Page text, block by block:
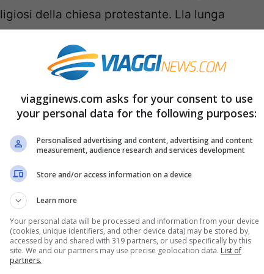
della chiesa protestante. Lla lunga
gli stessi. A riprova delle forti
varie culture. Se vi siete persi la
invitare il 5 dicembre a casa di una
del Natale di questo Paese.
l’ora che arrivino le feste per avere la scusa
limitazioni. Ogni scusa è buona, ma a
anche nei Paesi Bassi dove a partire dalla
gli olandesi iniziano a consumare una
tradizionali sono ibiscotti speziati
Questi biscotti vengono aromatizzati
che conferiscono un particolare
viagginews.com asks for your consent to use
your personal data for the following purposes:
Personalised advertising and content, advertising and content
measurement, audience research and services development
Store and/or access information on a device
Learn more
Your personal data will be processed and information from your device
(cookies, unique identifiers, and other device data) may be stored by,
accessed by and shared with 319 partners, or used specifically by this
site. We and our partners may use precise geolocation data. List of
partners.